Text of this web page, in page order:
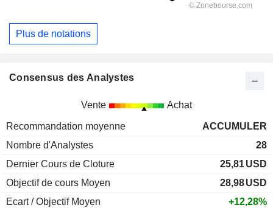
Plus de notations
Consensus des Analystes
Vente Achat
Recommandation moyenne
ACCUMULER
Nombre d'Analystes
28
Dernier Cours de Cloture
25,81USD
Objectif de cours Moyen
28,98USD
Ecart / Objectif Moyen
+12,28%